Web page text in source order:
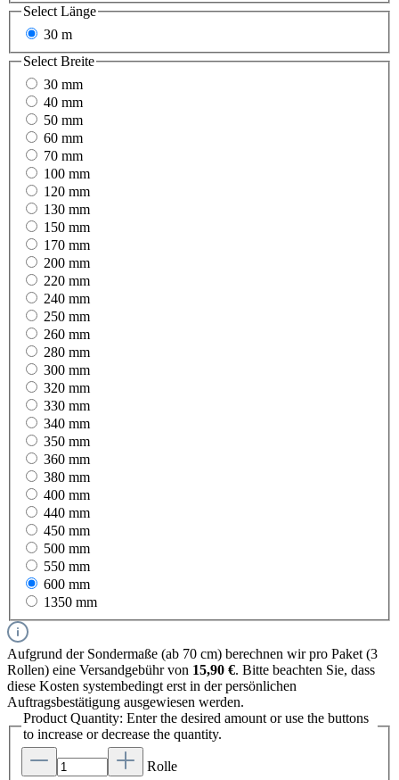
SelectLänge
30 m
Select Breite
30 mm
40 mm
50 mm
60 mm
70 mm
100 mm
120 mm
130 mm
150 mm
170 mm
200 mm
220 mm
240 mm
250 mm
260 mm
280 mm
300 mm
320 mm
330 mm
340 mm
350 mm
360 mm
380 mm
400 mm
440 mm
450 mm
500 mm
550 mm
600 mm
1350 mm
Aufgrund der Sondermaße (ab 70 cm) berechnen wir pro Paket (3
Rollen) eine Versandgebühr von 15,90 €. Bitte beachten Sie, dass
diese Kosten systembedingt erst in der persönlichen
Auftragsbestätigung ausgewiesen werden.
Product Quantity: Enter the desired amount or use the buttons
to increase or decrease the quantity.
Rolle